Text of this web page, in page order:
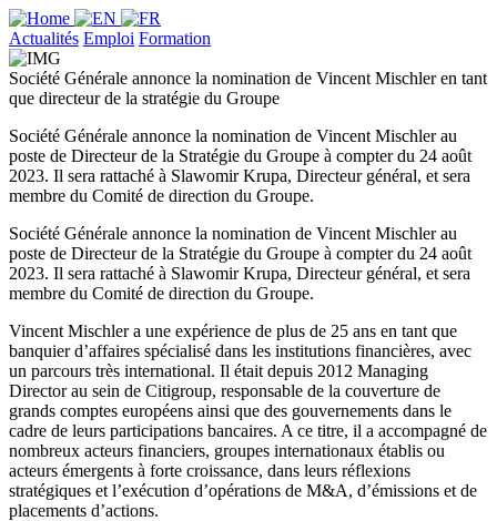
Actualités Emploi Formation
Société Générale annonce la nomination de Vincent Mischler en tant
que directeur de la stratégie du Groupe
Société Générale annonce la nomination de Vincent Mischler au
poste de Directeur de la Stratégie du Groupe à compter du 24 août
2023. Il sera rattaché à Slawomir Krupa, Directeur général, et sera
membre du Comité de direction du Groupe.
Société Générale annonce la nomination de Vincent Mischler au
poste de Directeur de la Stratégie du Groupe à compter du 24 août
2023. Il sera rattaché à Slawomir Krupa, Directeur général, et sera
membre du Comité de direction du Groupe.
Vincent Mischler a une expérience de plus de 25 ans en tant que
banquier d’affaires spécialisé dans les institutions financières, avec
un parcours très international. Il était depuis 2012 Managing
Director au sein de Citigroup, responsable de la couverture de
grands comptes européens ainsi que des gouvernements dans le
cadre de leurs participations bancaires. A ce titre, il a accompagné de
nombreux acteurs financiers, groupes internationaux établis ou
acteurs émergents à forte croissance, dans leurs réflexions
stratégiques et l’exécution d’opérations de M&A, d’émissions et de
placements d’actions.